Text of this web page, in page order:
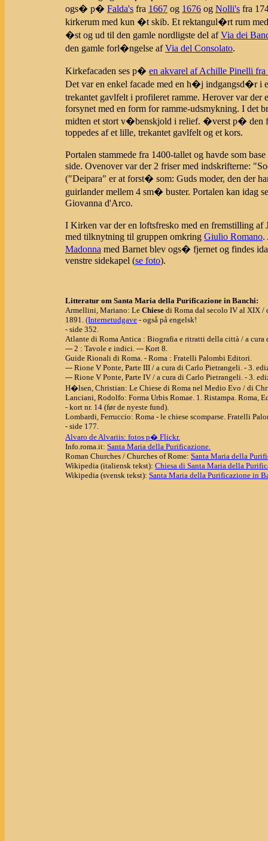
ogs� p� Falda's fra 1667 og 1676 og Nolli's fra
kirkerum med kun �t skib. Et rektangul�rt rum med
�st og ud til den gamle nordligste del afVia dei
den gamle forl�ngelse afVia del Consolato.
Kirkefacaden ses p� en akvarel af Achille Pinelli fra
Det var en enkel facade med en h�j indgangsd�r i
trekantet gavlfelt i profileret ramme. Herover var
forsynet med en form for ramme-udsmykning. I det
midten et stort v�benskjold i relief. �verst p� den
toppedes af et lille, trekantet gavlfelt og et kors.
Portalen stammede fra 1400-tallet og havde som
side. Ovenover var der 2 friser med indskrifterne:
("Deipara" er at forst� som: Guds moder, den der
guirlander mellem 4 sm� buster. Portalen kan idag
Giovanna d'Arco.
I Kirken var der en loftsfresko med en fremstilling af
med tilknytning til gruppen omkring Giulio Romano.
Madonna med Barnet blev ogs� fjernet og findes
venstre sidekapel (se foto).
Litteratur om Santa Maria della Purificazione in Banchi:
Armellini, Mariano: Le Chiese di Roma dal secolo IV al XIX
1891. (Internetudgave - også på engelsk!
- side 352.
Atlante di Roma Antica : Biografia e ritratti della città / a
--- 2 : Tavole e indici. --- Kort 8.
Guide Rionali di Roma. - Roma : Fratelli Palombi Editori.
--- Rione V Ponte, Parte III / a cura di Carlo Pietrangeli. - 3.
--- Rione V Ponte, Parte IV / a cura di Carlo Pietrangeli. - 3.
H�lsen, Christian: Le Chiese di Roma nel Medio Evo / di
Lanciani, Rodolfo: Forma Urbis Romae. 1. Ristampa. Roma,
- kort nr. 14 (før de nyeste fund).
Lombardi, Ferruccio: Roma - le chiese scomparse. Fratelli
- side 177.
Alvaro de Alvariis: fotos p� Flickr.
Info.roma.it: Santa Maria della Purificazione.
Roman Churches / Churches of Rome: Santa Maria della
Wikipedia (italiensk tekst): Chiesa di Santa Maria della
Wikipedia (svensk tekst): Santa Maria della Purificazione in